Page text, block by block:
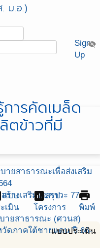
ม.อ.)
visibility_off
Sign
Up
ายสาธารณะเพื่อส่งเสริม
ร้างเสริมสุขภาวะ 77
ายสาธารณะ (ศวนส)
ดภาคใต้ชายแดน ปี 66-
ารคัดเมล็ด
ตข้าวที่มี
แบบ
เมิน
assessmentสรุป
โครงการ
print
พิมพ์
แบบประเมิน